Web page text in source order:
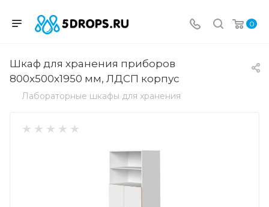
0
Шкаф для хранения приборов
800x500x1950 мм, ЛДСП корпус
Лабораторные шкафы для хранения